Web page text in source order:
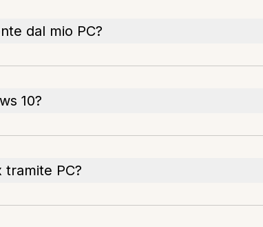
dal mio PC?
10?
tramite PC?